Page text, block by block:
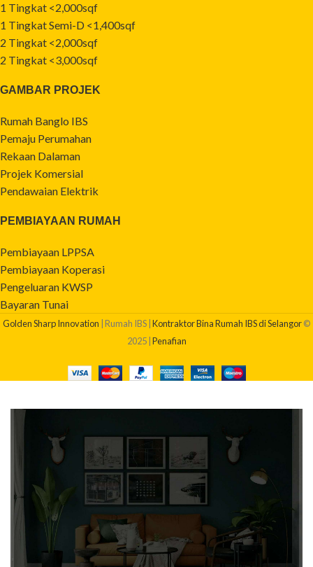
1 Tingkat <2,000sqf
1 Tingkat Semi-D <1,400sqf
2 Tingkat <2,000sqf
2 Tingkat <3,000sqf
GAMBAR PROJEK
Rumah Banglo IBS
Pemaju Perumahan
Rekaan Dalaman
Projek Komersial
Pendawaian Elektrik
PEMBIAYAAN RUMAH
Pembiayaan LPPSA
Pembiayaan Koperasi
Pengeluaran KWSP
Bayaran Tunai
Golden Sharp Innovation | Rumah IBS | Kontraktor Bina Rumah IBS di Selangor©
2025 | Penafian
BERAPAKAH KOS BINA RUMAH SAYA?
Dapatkan quotation pembinaan rumah anda sekarang!
Klik Di Sini